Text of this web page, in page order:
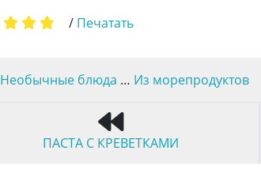
/ Печатать
Необычные блюда … Из морепродуктов
ПАСТА С КРЕВЕТКАМИ